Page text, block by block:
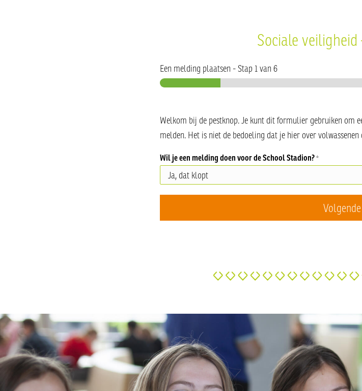
Sociale
Een melding plaatsen -Stap 1van 6
Welkom bij de pestknop. Je kunt dit formulier gebruiken om
melden. Het is niet de bedoeling dat je hier over
Wil je een melding doen voor de School Stadion?*
Volgende